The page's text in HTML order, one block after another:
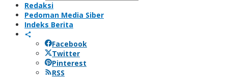
Redaksi
Pedoman Media Siber
Indeks Berita
Facebook
Twitter
Pinterest
RSS